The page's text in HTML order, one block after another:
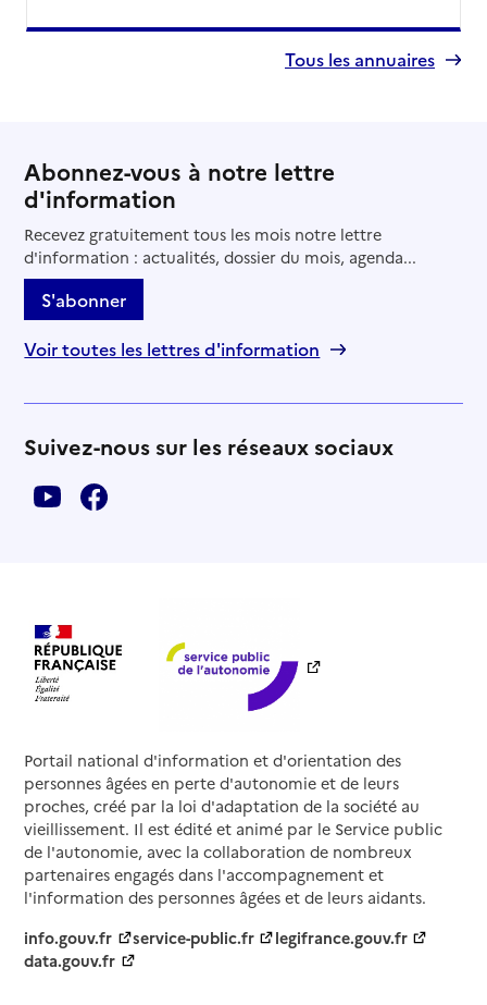
Tous les annuaires
Abonnez-vous à notre lettre
d'information
Recevez gratuitement tous les mois notre lettre
d'information : actualités, dossier du mois, agenda...
S'abonner
Voir toutes les lettres d'information
Suivez-nous sur les réseaux sociaux
Portail national d'information et d'orientation des
personnes âgées en perte d'autonomie et de leurs
proches, créé par la loi d'adaptation de la société au
vieillissement. Il est édité et animé par le Service public
de l'autonomie, avec la collaboration de nombreux
partenaires engagés dans l'accompagnement et
l'information des personnes âgées et de leurs aidants.
info.gouv.fr
service-public.fr
legifrance.gouv.fr
data.gouv.fr